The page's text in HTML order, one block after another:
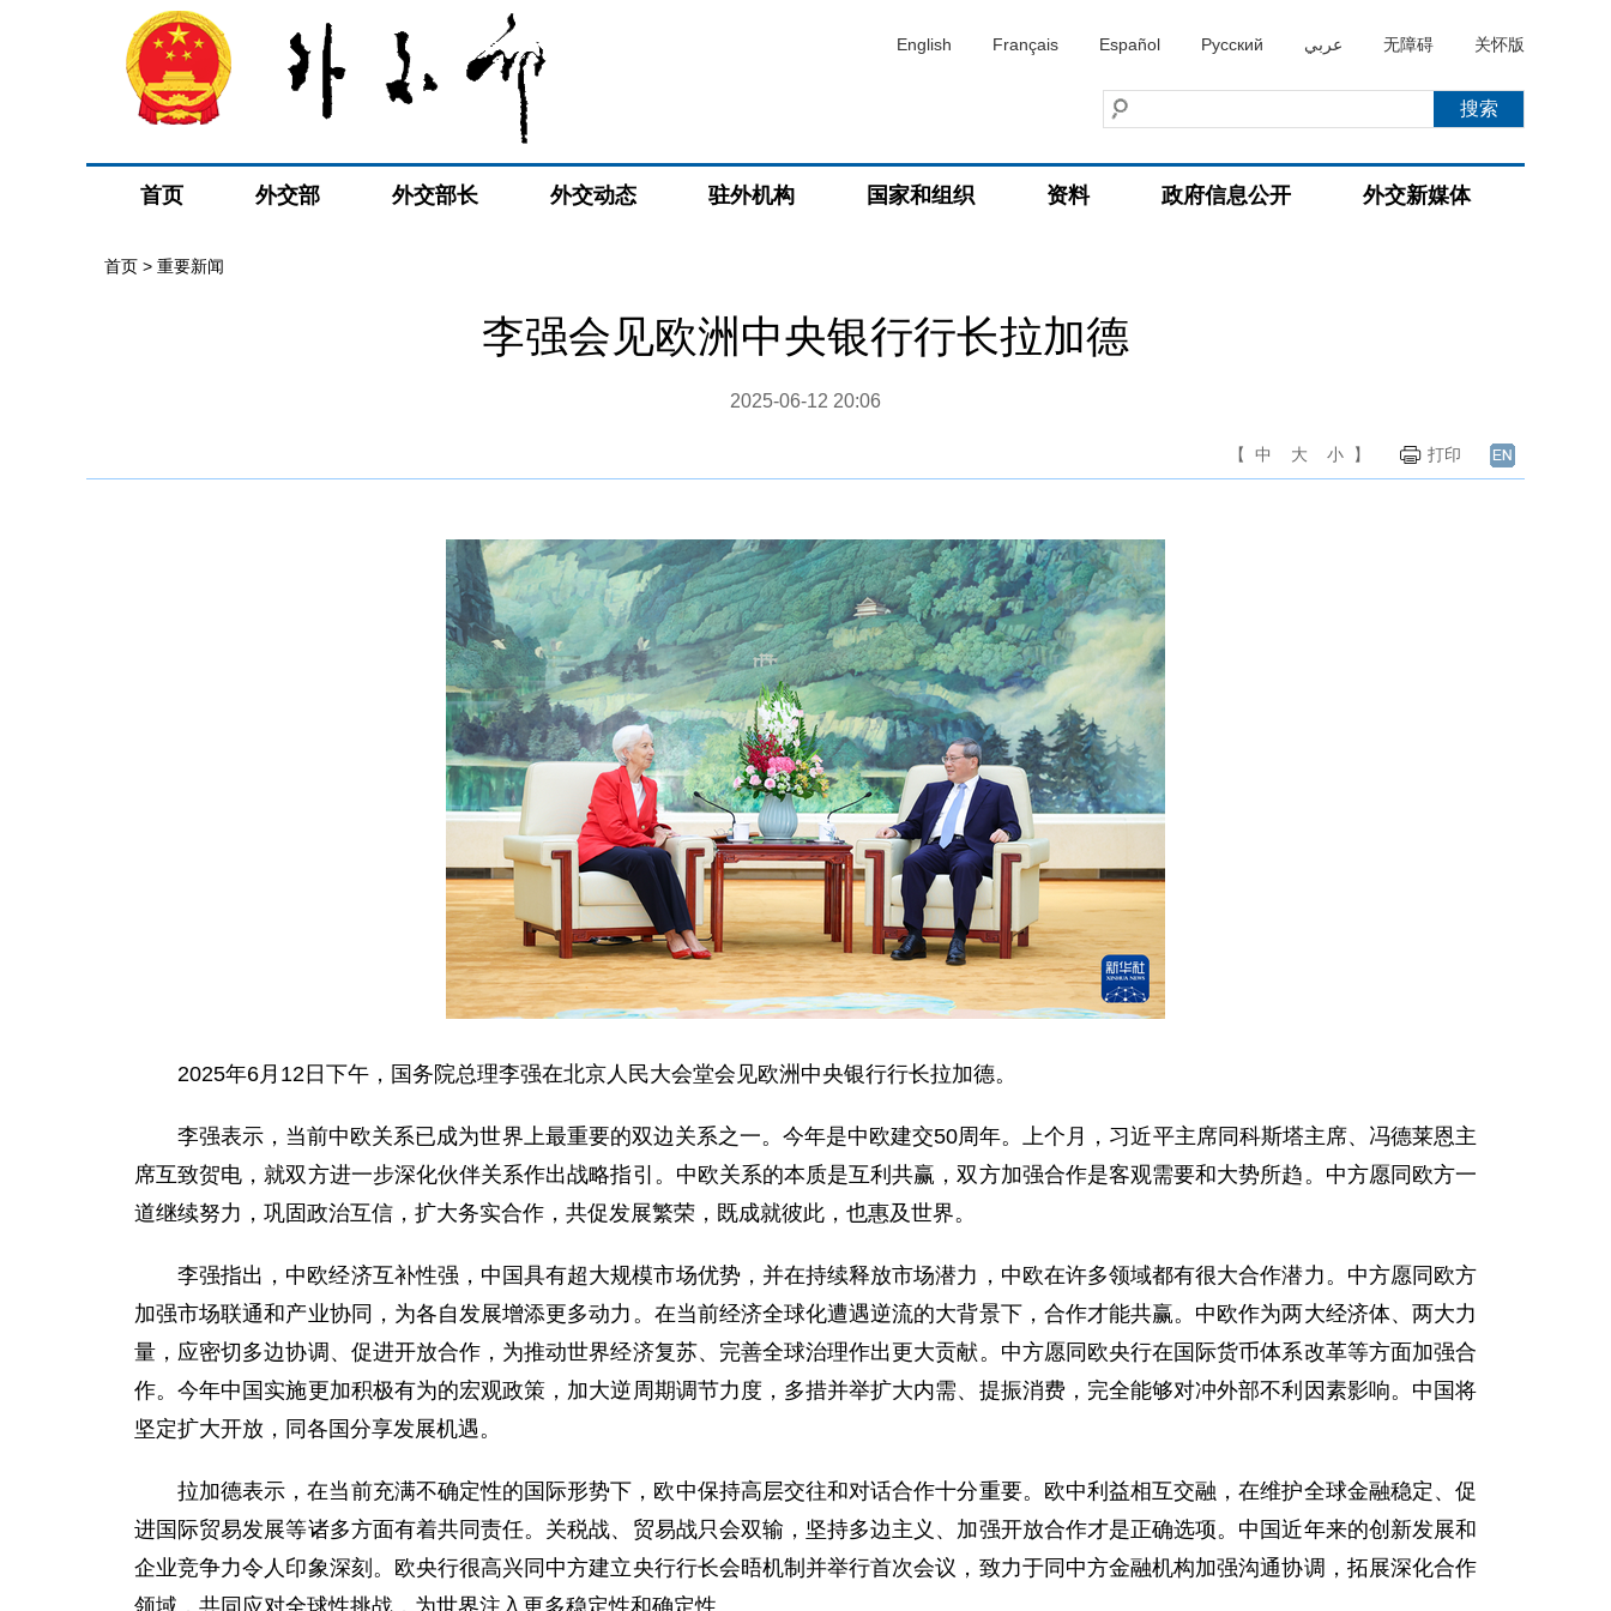
English Français Español Русский عربي 无障碍 关怀版
首页 外交部 外交部长 外交动态 驻外机构 国家和组织 资料 政府信息公开 外交新媒体
首页 > 重要新闻
李强会见欧洲中央银行行长拉加德
2025-06-12 20:06
【 中 大 小 】 打印
2025年6月12日下午，国务院总理李强在北京人民大会堂会见欧洲中央银行行长拉加德。
李强表示，当前中欧关系已成为世界上最重要的双边关系之一。今年是中欧建交50周年。上个月，习近平主席同科斯塔主席、冯德莱恩主
席互致贺电，就双方进一步深化伙伴关系作出战略指引。中欧关系的本质是互利共赢，双方加强合作是客观需要和大势所趋。中方愿同欧方一
道继续努力，巩固政治互信，扩大务实合作，共促发展繁荣，既成就彼此，也惠及世界。
李强指出，中欧经济互补性强，中国具有超大规模市场优势，并在持续释放市场潜力，中欧在许多领域都有很大合作潜力。中方愿同欧方
加强市场联通和产业协同，为各自发展增添更多动力。在当前经济全球化遭遇逆流的大背景下，合作才能共赢。中欧作为两大经济体、两大力
量，应密切多边协调、促进开放合作，为推动世界经济复苏、完善全球治理作出更大贡献。中方愿同欧央行在国际货币体系改革等方面加强合
作。今年中国实施更加积极有为的宏观政策，加大逆周期调节力度，多措并举扩大内需、提振消费，完全能够对冲外部不利因素影响。中国将
坚定扩大开放，同各国分享发展机遇。
拉加德表示，在当前充满不确定性的国际形势下，欧中保持高层交往和对话合作十分重要。欧中利益相互交融，在维护全球金融稳定、促
进国际贸易发展等诸多方面有着共同责任。关税战、贸易战只会双输，坚持多边主义、加强开放合作才是正确选项。中国近年来的创新发展和
企业竞争力令人印象深刻。欧央行很高兴同中方建立央行行长会晤机制并举行首次会议，致力于同中方金融机构加强沟通协调，拓展深化合作
领域，共同应对全球性挑战，为世界注入更多稳定性和确定性。